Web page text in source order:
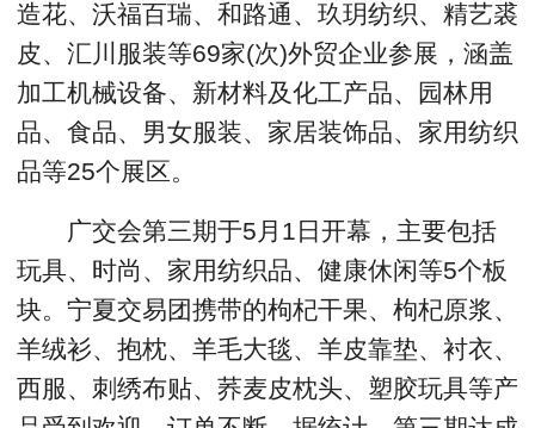
造花、沃福百瑞、和路通、玖玥纺织、精艺裘
皮、汇川服装等69家(次)外贸企业参展，涵盖
加工机械设备、新材料及化工产品、园林用
品、食品、男女服装、家居装饰品、家用纺织
品等25个展区。
广交会第三期于5月1日开幕，主要包括
玩具、时尚、家用纺织品、健康休闲等5个板
块。宁夏交易团携带的枸杞干果、枸杞原浆、
羊绒衫、抱枕、羊毛大毯、羊皮靠垫、衬衣、
西服、刺绣布贴、荞麦皮枕头、塑胶玩具等产